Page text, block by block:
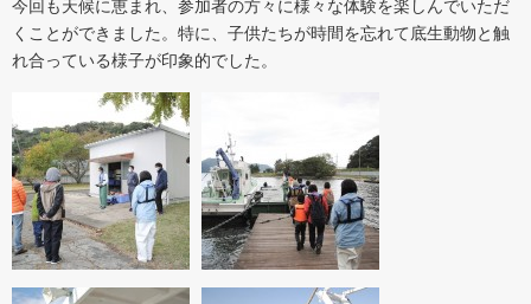
今回も天候に恵まれ、参加者の方々に様々な体験を楽しんでいただ
くことができました。特に、子供たちが時間を忘れて底生動物と触
れ合っている様子が印象的でした。